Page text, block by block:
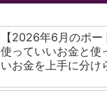
【2026年6月のポー
使っていいお金と使
いお金を上手に分け